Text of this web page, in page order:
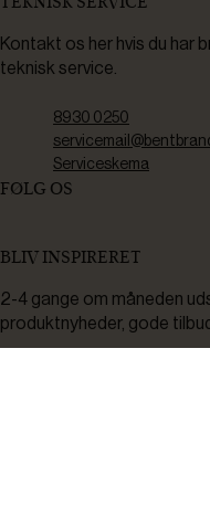
Kontakt os her hvis du har
teknisk service.
8930 0250
Serviceskema
FØLG OS
BLIV INSPIRERET
2-4 gange om måneden
produktnyheder, gode